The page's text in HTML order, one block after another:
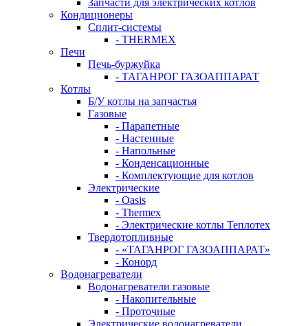
Запчасти для электрических котлов
Кондиционеры
Сплит-системы
- THERMEX
Печи
Печь-буржуйка
- ТАГАНРОГ ГАЗОАППАРАТ
Котлы
Б/У котлы на запчастья
Газовые
- Парапетные
- Настенные
- Напольные
- Конденсационные
- Комплектующие для котлов
Электрические
- Oasis
- Thermex
- Электрические котлы Теплотех
Твердотопливные
- «ТАГАНРОГ ГАЗОАППАРАТ»
- Конорд
Водонагреватели
Водонагреватели газовые
- Накопительные
- Проточные
Электрические водонагреватели